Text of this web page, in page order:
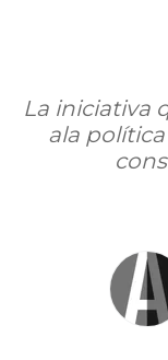
La iniciativa
ala